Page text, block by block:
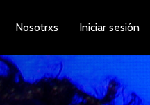
Iniciar sesión
Nosotrxs